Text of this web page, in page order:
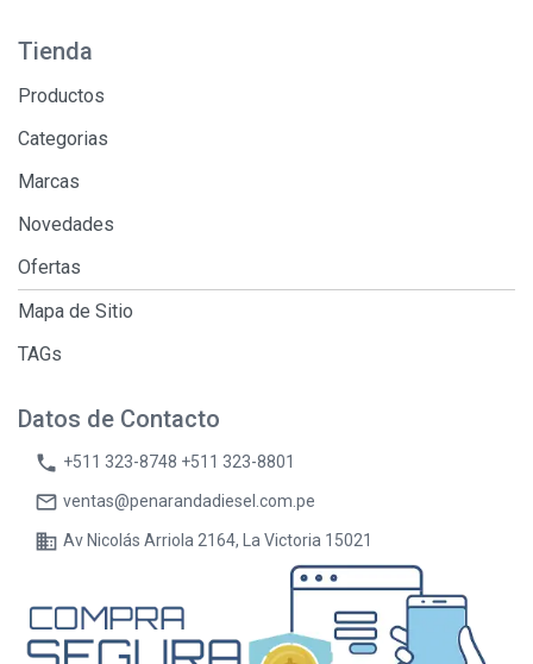
Tienda
Productos
Categorias
Marcas
Novedades
Ofertas
Mapa de Sitio
TAGs
Datos de Contacto
phone +511 323-8748 +511 323-8801
mail_outline ventas@penarandadiesel.com.pe
business Av Nicolás Arriola 2164, La Victoria 15021